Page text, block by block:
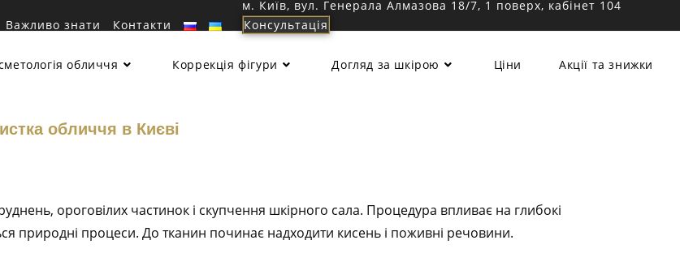
Важливо знати Контакти
м. Київ, вул. Генерала Алмазова 18/7, 1 поверх, кабінет 104
Консультація
обличчя Коррекція фігури Догляд за шкірою Ціни Акції та знижки
обличчя в Києві
ороговілих частинок і скупчення шкірного сала. Процедура впливає на глибокі
природні процеси. До тканин починає надходити кисень і поживні речовини.